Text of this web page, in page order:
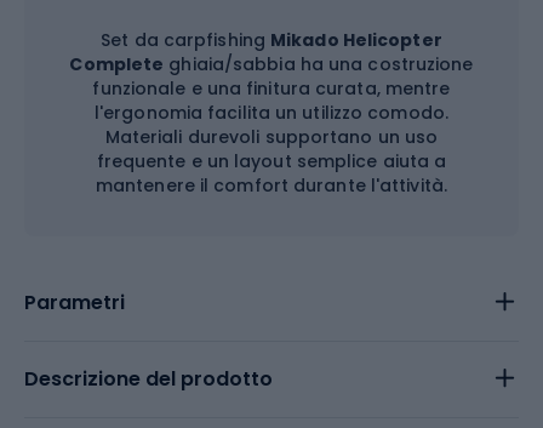
Set da carpfishing Mikado Helicopter
Complete ghiaia/sabbia ha una costruzione
funzionale e una finitura curata, mentre
l'ergonomia facilita un utilizzo comodo.
Materiali durevoli supportano un uso
frequente e un layout semplice aiuta a
mantenere il comfort durante l'attività.
Parametri
Descrizione del prodotto